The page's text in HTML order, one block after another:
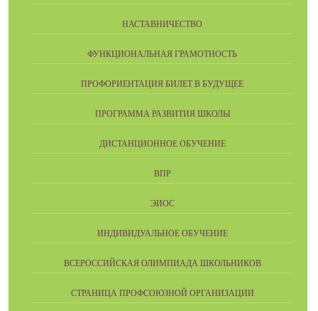
НАСТАВНИЧЕСТВО
ФУНКЦИОНАЛЬНАЯ ГРАМОТНОСТЬ
ПРОФОРИЕНТАЦИЯ БИЛЕТ В БУДУЩЕЕ
ПРОГРАММА РАЗВИТИЯ ШКОЛЫ
ДИСТАНЦИОННОЕ ОБУЧЕНИЕ
ВПР
ЭИОС
ИНДИВИДУАЛЬНОЕ ОБУЧЕНИЕ
ВСЕРОССИЙСКАЯ ОЛИМПИАДА ШКОЛЬНИКОВ
СТРАНИЦА ПРОФСОЮЗНОЙ ОРГАНИЗАЦИИ